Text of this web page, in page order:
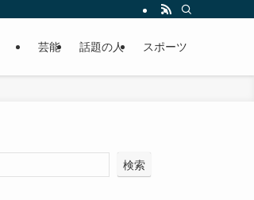
芸能 話題の人 スポーツ
検索